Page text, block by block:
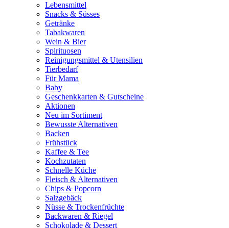
Lebensmittel
Snacks & Süsses
Getränke
Tabakwaren
Wein & Bier
Spirituosen
Reinigungsmittel & Utensilien
Tierbedarf
Für Mama
Baby
Geschenkkarten & Gutscheine
Aktionen
Neu im Sortiment
Bewusste Alternativen
Backen
Frühstück
Kaffee & Tee
Kochzutaten
Schnelle Küche
Fleisch & Alternativen
Chips & Popcorn
Salzgebäck
Nüsse & Trockenfrüchte
Backwaren & Riegel
Schokolade & Dessert